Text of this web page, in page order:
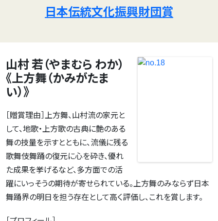
日本伝統文化振興財団賞
山村 若（やまむら わか）
《上方舞（かみがたま
い）》
［贈賞理由］上方舞、山村流の家元と
して、地歌・上方歌の古典に艶のある
舞の技量を示すとともに、流儀に残る
歌舞伎舞踊の復元に心を砕き、優れ
た成果を挙げるなど、多方面での活
躍にいっそうの期待が寄せられている。上方舞のみならず日本
舞踊界の明日を担う存在として高く評価し、これを賞します。